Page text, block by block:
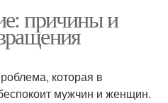
причины и
которая в
мужчин и женщин.